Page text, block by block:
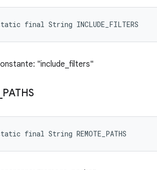
final String INCLUDE_FILTERS
"include_filters"
PATHS
final String REMOTE_PATHS